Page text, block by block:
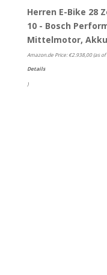
Herren E-Bike 28
10 - Bosch
Mittelmotor,
Amazon.de Price:€2.938,00(as of
Details
)